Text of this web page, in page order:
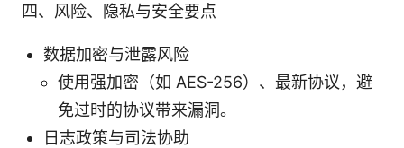
四、风险、隐私与安全要点
数据加密与泄露风险
使用强加密（如 AES-256）、最新协议，避
免过时的协议带来漏洞。
日志政策与司法协助